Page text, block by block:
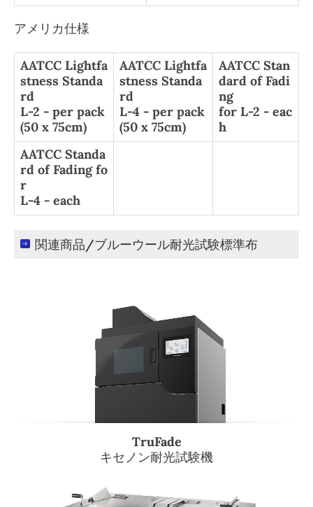
アメリカ仕様
AATCC Lightfa
stness Standa
rd
L-2 - per pack
(50 x 75cm)
AATCC Lightfa
stness Standa
rd
L-4 - per pack
(50 x 75cm)
AATCC Stan
dard of Fadi
ng
for L-2 - eac
h
AATCC Standa
rd of Fading fo
r
L-4 - each
関連商品/ブルーウール耐光試験標準布
TruFade
キセノン耐光試験機